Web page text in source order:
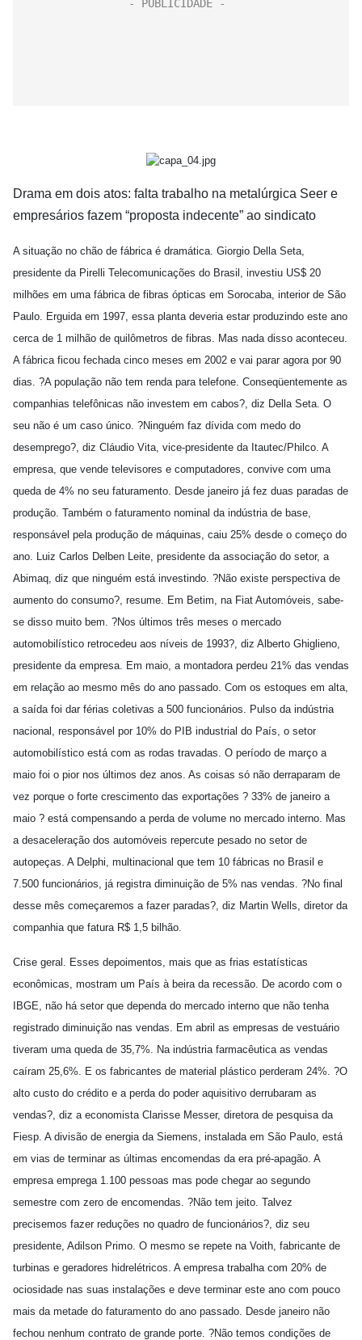
Drama em dois atos: falta trabalho na metalúrgica Seer e
empresários fazem “proposta indecente” ao sindicato
A situação no chão de fábrica é dramática. Giorgio Della Seta,
presidente da Pirelli Telecomunicações do Brasil, investiu US$ 20
milhões em uma fábrica de fibras ópticas em Sorocaba, interior de São
Paulo. Erguida em 1997, essa planta deveria estar produzindo este ano
cerca de 1 milhão de quilômetros de fibras. Mas nada disso aconteceu.
A fábrica ficou fechada cinco meses em 2002 e vai parar agora por 90
dias. ?A população não tem renda para telefone. Conseqüentemente as
companhias telefônicas não investem em cabos?, diz Della Seta. O
seu não é um caso único. ?Ninguém faz dívida com medo do
desemprego?, diz Cláudio Vita, vice-presidente da Itautec/Philco. A
empresa, que vende televisores e computadores, convive com uma
queda de 4% no seu faturamento. Desde janeiro já fez duas paradas de
produção. Também o faturamento nominal da indústria de base,
responsável pela produção de máquinas, caiu 25% desde o começo do
ano. Luiz Carlos Delben Leite, presidente da associação do setor, a
Abimaq, diz que ninguém está investindo. ?Não existe perspectiva de
aumento do consumo?, resume. Em Betim, na Fiat Automóveis, sabe-
se disso muito bem. ?Nos últimos três meses o mercado
automobilístico retrocedeu aos níveis de 1993?, diz Alberto Ghiglieno,
presidente da empresa. Em maio, a montadora perdeu 21% das vendas
em relação ao mesmo mês do ano passado. Com os estoques em alta,
a saída foi dar férias coletivas a 500 funcionários. Pulso da indústria
nacional, responsável por 10% do PIB industrial do País, o setor
automobilístico está com as rodas travadas. O período de março a
maio foi o pior nos últimos dez anos. As coisas só não derraparam de
vez porque o forte crescimento das exportações ? 33% de janeiro a
maio ? está compensando a perda de volume no mercado interno. Mas
a desaceleração dos automóveis repercute pesado no setor de
autopeças. A Delphi, multinacional que tem 10 fábricas no Brasil e
7.500 funcionários, já registra diminuição de 5% nas vendas. ?No final
desse mês começaremos a fazer paradas?, diz Martin Wells, diretor da
companhia que fatura R$ 1,5 bilhão.
Crise geral. Esses depoimentos, mais que as frias estatísticas
econômicas, mostram um País à beira da recessão. De acordo com o
IBGE, não há setor que dependa do mercado interno que não tenha
registrado diminuição nas vendas. Em abril as empresas de vestuário
tiveram uma queda de 35,7%. Na indústria farmacêutica as vendas
caíram 25,6%. E os fabricantes de material plástico perderam 24%. ?O
alto custo do crédito e a perda do poder aquisitivo derrubaram as
vendas?, diz a economista Clarisse Messer, diretora de pesquisa da
Fiesp. A divisão de energia da Siemens, instalada em São Paulo, está
em vias de terminar as últimas encomendas da era pré-apagão. A
empresa emprega 1.100 pessoas mas pode chegar ao segundo
semestre com zero de encomendas. ?Não tem jeito. Talvez
precisemos fazer reduções no quadro de funcionários?, diz seu
presidente, Adilson Primo. O mesmo se repete na Voith, fabricante de
turbinas e geradores hidrelétricos. A empresa trabalha com 20% de
ociosidade nas suas instalações e deve terminar este ano com pouco
mais da metade do faturamento do ano passado. Desde janeiro não
fechou nenhum contrato de grande porte. ?Não temos condições de